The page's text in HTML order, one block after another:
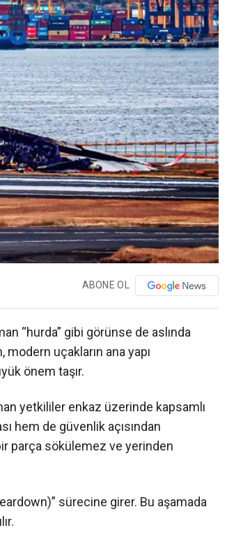
ABONE OL
“hurda” gibi görünse de aslında
uçakların ana yapı
önem taşır.
yetkililer enkaz üzerinde kapsamlı
hem de güvenlik açısından
parça sökülemez ve yerinden
sürecine girer. Bu aşamada